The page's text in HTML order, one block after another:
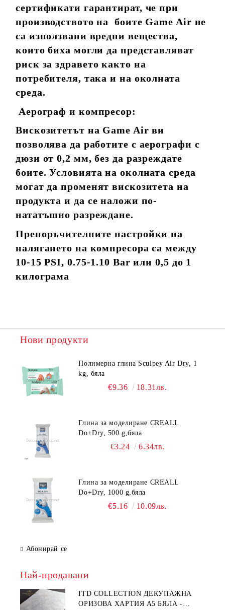
сертификати гарантират, че при
производството на боите Game Air не
са използвани вредни вещества,
които биха могли да представляват
риск за здравето както на
потребителя, така и на околната
среда.
Аерограф и компресор:
Вискозитетът на Game Air ви
позволява да работите с аерографи с
дюзи от 0,2 мм, без да разреждате
боите. Условията на околната среда
могат да променят вискозитета на
продукта и да се наложи по-
нататъшно разреждане.
Препоръчителните настройки на
налягането на компресора са между
10-15 PSI, 0.75-1.10 Bar или 0,5 до 1
килограма
Нови продукти
Полимерна глина Sculpey Air Dry, 1
kg, бяла
€9.36 18.31лв.
Глина за моделиране CREALL
Do+Dry, 500 g,бяла
€3.24 6.34лв.
Глина за моделиране CREALL
Do+Dry, 1000 g,бяла
€5.16 10.09лв.
Абонирай се
Най-продавани
ITD COLLECTION ДЕКУПАЖНА
ОРИЗОВА ХАРТИЯ А5 БЯЛА -